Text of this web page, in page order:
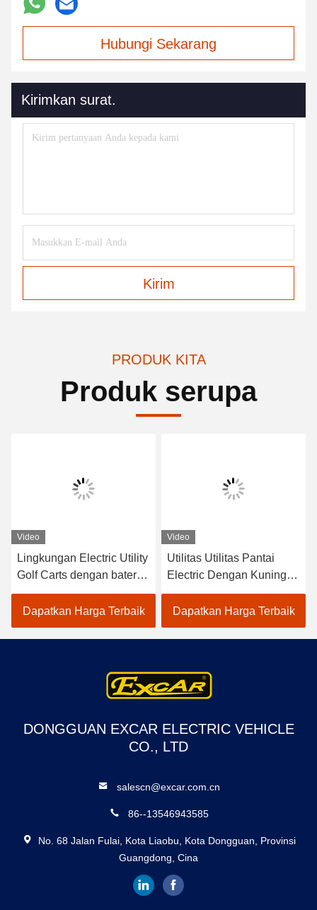
Hubungi Sekarang
Kirimkan surat.
Kirim
PRODUK KITA
Produk serupa
Video
Lingkungan Electric Utility
Golf Carts dengan baterai
48V Trojan 6 * 8V
Dapatkan Harga Terbaik
Video
Utilitas Utilitas Pantai
Electric Dengan Kuning 4
Seater Tanpa Atap /
Bengkel Berburu Listrik
Dapatkan Harga Terbaik
DONGGUAN EXCAR ELECTRIC VEHICLE
CO., LTD
salescn@excar.com.cn
86--13546943585
No. 68 Jalan Fulai, Kota Liaobu, Kota Dongguan, Provinsi
Guangdong, Cina